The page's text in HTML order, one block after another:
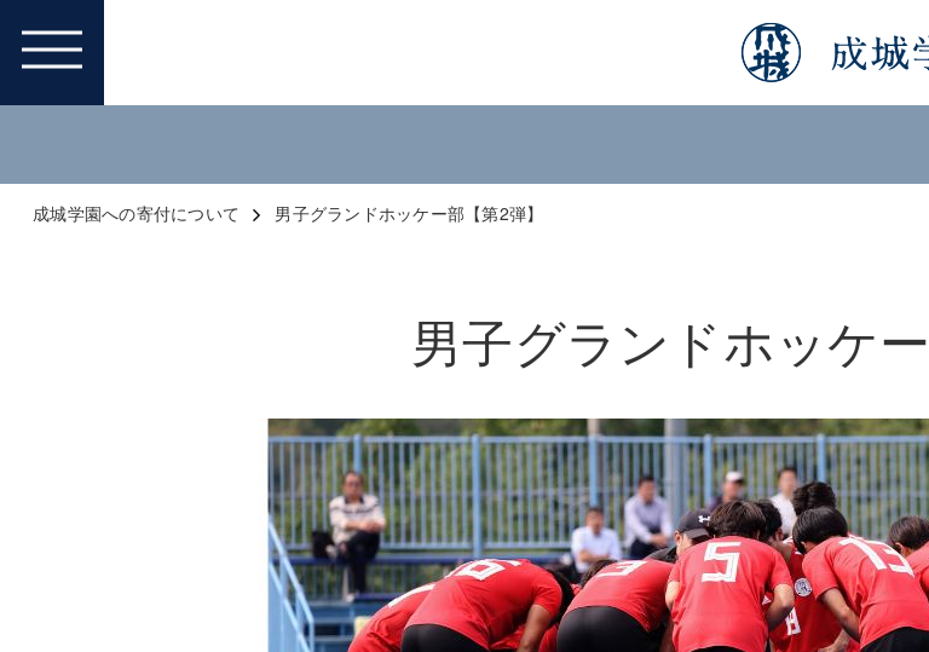
成城学園への寄付について 男子グランドホッケー部【第2弾】
男子グランドホッケー